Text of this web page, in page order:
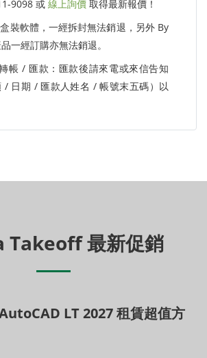
9098 或 線上詢價 取得最新報價！
裝軟體，一經拆封無法銷退，另外 By
一經訂購亦無法銷退。
帳 / 匯款：匯款後請來電或來信告知
/ 日期 / 匯款人姓名 / 帳號末五碼）以
Takeoff 最新促銷
LT 2027 租賃超值方